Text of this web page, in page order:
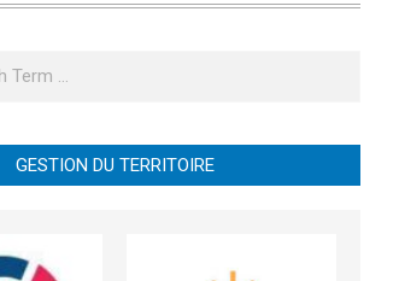
GESTION DU TERRITOIRE